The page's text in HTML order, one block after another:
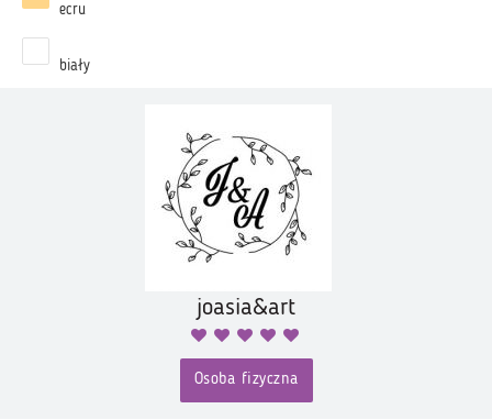
ecru
biały
joasia&art
Osoba fizyczna